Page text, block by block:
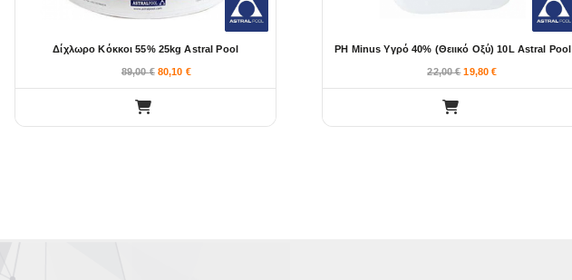
Δίχλωρο Κόκκοι 55% 25kg Astral Pool
89,00€ 80,10 €
PH Minus Υγρό 40% (θειικό Οξύ) 10L Astral Pool
22,00€ 19,80€